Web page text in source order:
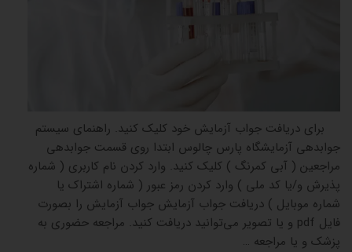
برای دریافت جواب آزمایش خود کلیک کنید. راهنمای سیستم
جوابدهی آزمایشگاه پارس چالوس ابتدا روی قسمت جوابدهی
مراجعین ( آبی کمرنگ ) کلیک کنید. وارد کردن نام کاربری ( شماره
پذیرش و/یا کد ملی ) وارد کردن رمز عبور ( شماره اشتراک یا
شماره موبایل ) دریافت جواب آزمایش جواب آزمایش را بصورت
فایل pdf و یا تصویر می‌توانید دریافت کنید. مراجعه حضوری به
پزشک و یا مراجعه …